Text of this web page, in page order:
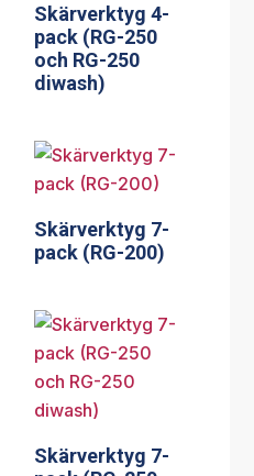
Skärverktyg 4-
pack (RG-250
och RG-250
diwash)
Skärverktyg 7-
pack (RG-200)
Skärverktyg 7-